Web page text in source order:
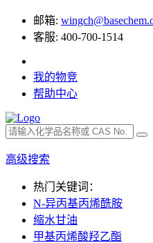
邮箱:
客服: 400-700-1514
我的物竞
帮助中心
高级搜索
热门关键词：
N-异丙基丙烯酰胺
缩水甘油
甲基丙烯酸羟乙酯